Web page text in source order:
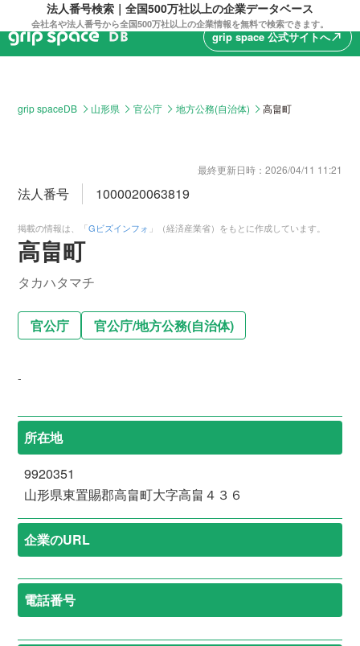
法人番号検索｜全国500万社以上の企業データベース
会社名や法人番号から全国500万社以上の企業情報を無料で検索できます。
grip space 公式サイトへnorth_east
grip spaceDB 山形県 官公庁 地方公務(自治体) 高畠町
最終更新日時： 2026/04/11 11:21
法人番号 1000020063819
掲載の情報は、「Gビズインフォ 」（経済産業省）をもとに作成しています。
高畠町
タカハタマチ
官公庁 官公庁/地方公務(自治体)
-
所在地
9920351
山形県東置賜郡高畠町大字高畠４３６
企業のURL
電話番号